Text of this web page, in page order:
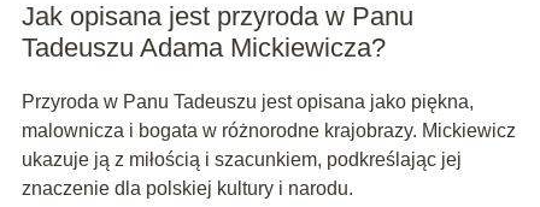
Jak opisana jest przyroda w Panu
Tadeuszu Adama Mickiewicza?
Przyroda w Panu Tadeuszu jest opisana jako piękna,
malownicza i bogata w różnorodne krajobrazy. Mickiewicz
ukazuje ją z miłością i szacunkiem, podkreślając jej
znaczenie dla polskiej kultury i narodu.